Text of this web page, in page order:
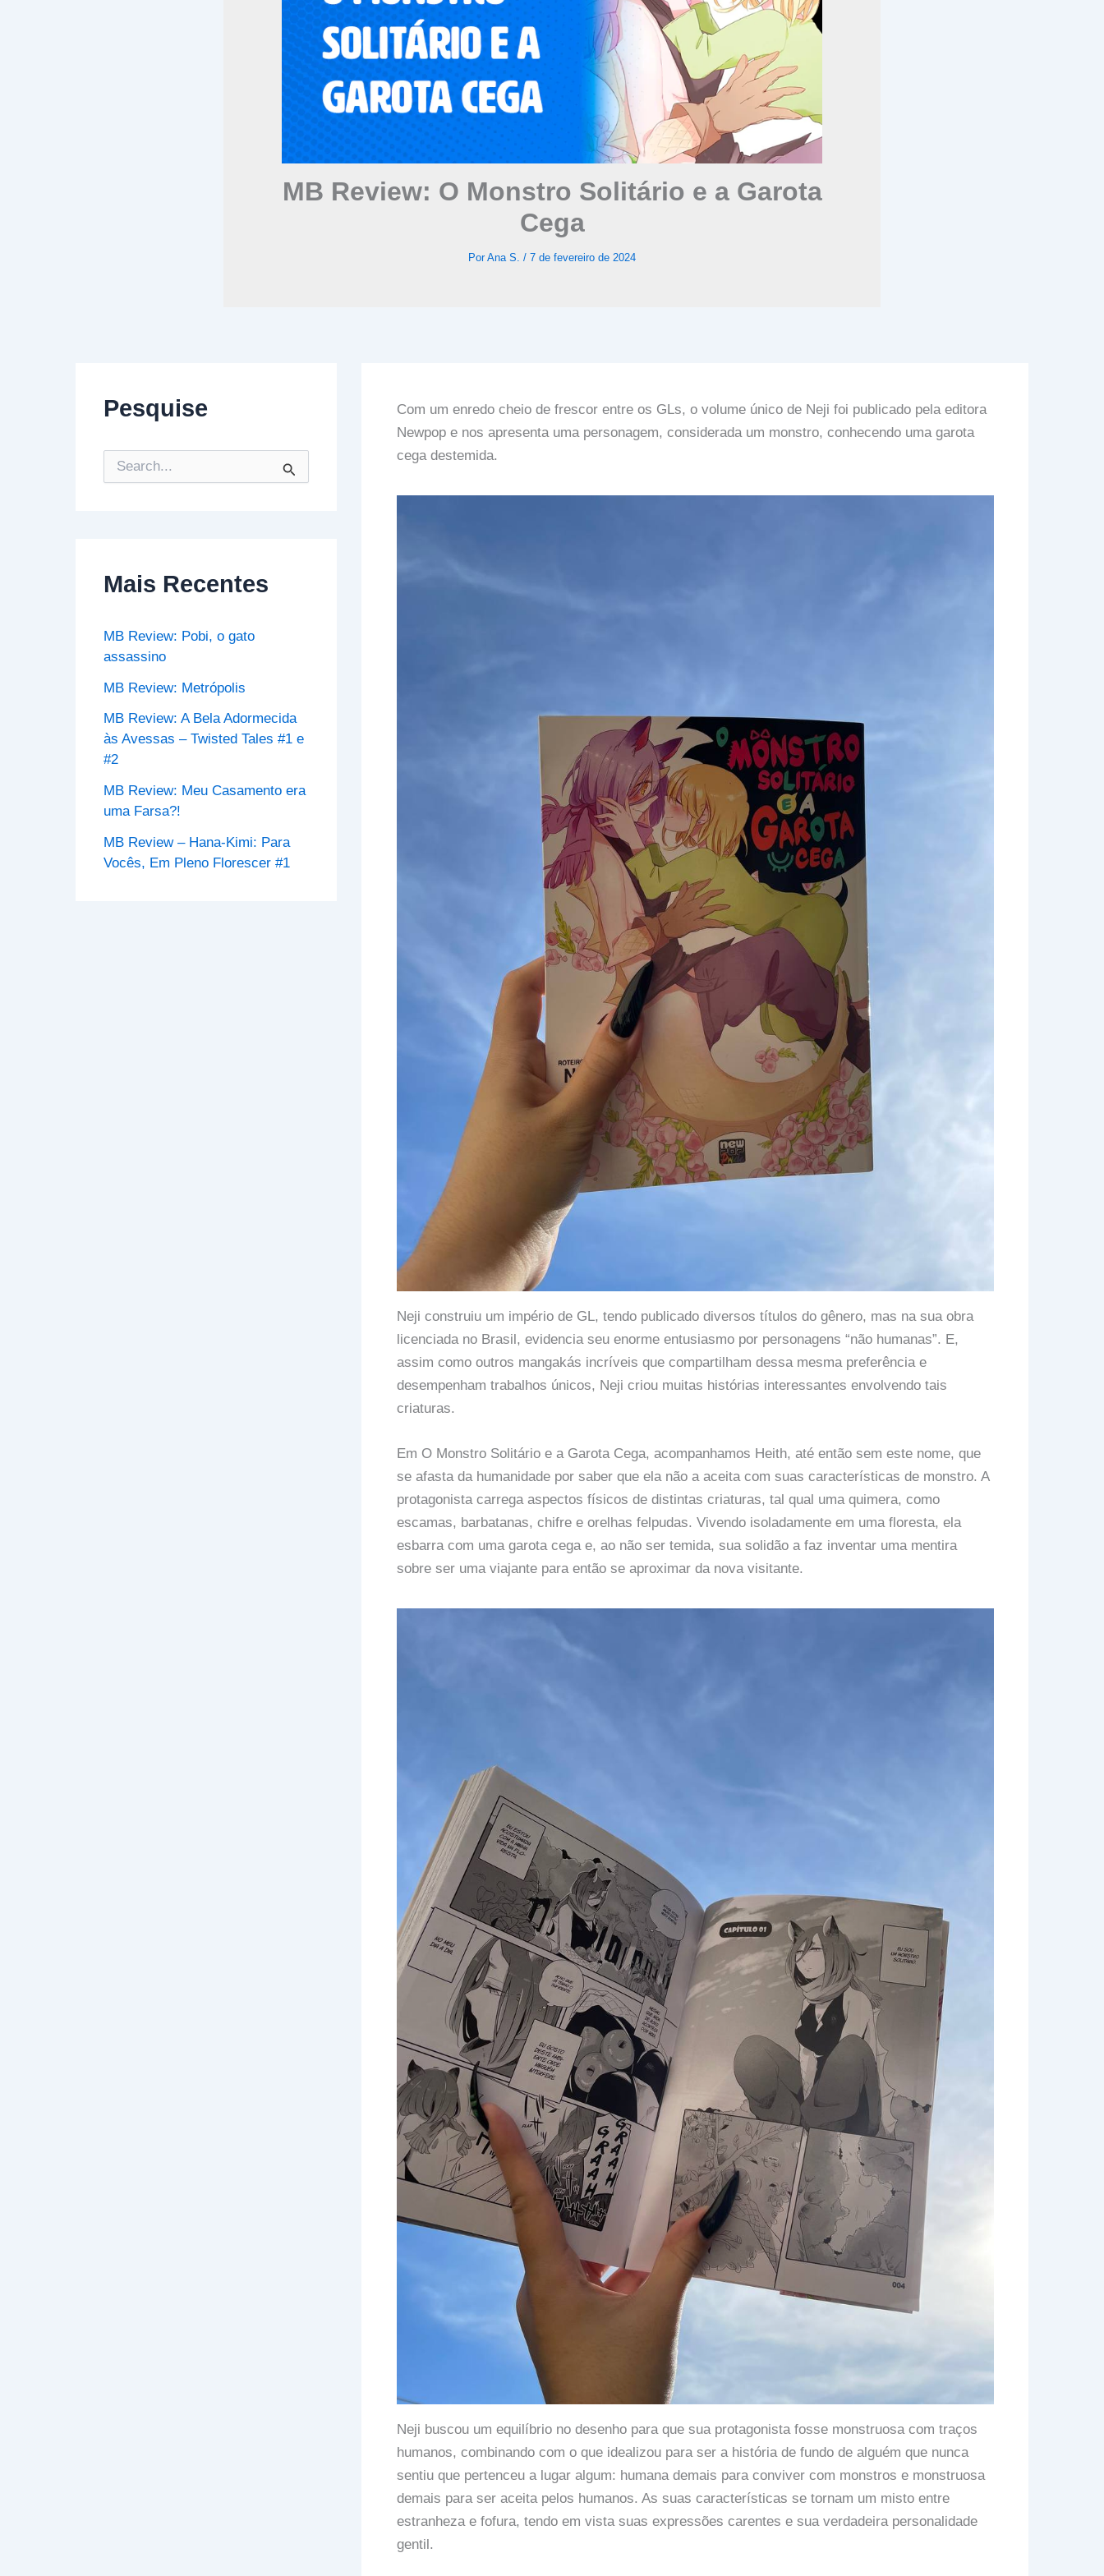
MB Review: O Monstro Solitário e a Garota
Cega
PorAna S. / 7 de fevereiro de 2024
Pesquise
e
a
o
:
Mais Recentes
MB Review: Pobi, o gato
assassino
MB Review: Metrópolis
MB Review: A Bela Adormecida
às Avessas – Twisted Tales #1 e
#2
MB Review: Meu Casamento era
uma Farsa?!
MB Review – Hana-Kimi: Para
Vocês, Em Pleno Florescer #1
Com um enredo cheio de frescor entre os GLs, o volume único de Neji foi publicado pela editora
Newpop e nos apresenta uma personagem, considerada um monstro, conhecendo uma garota
cega destemida.
Neji construiu um império de GL, tendo publicado diversos títulos do gênero, mas na sua obra
licenciada no Brasil, evidencia seu enorme entusiasmo por personagens “não humanas”. E,
assim como outros mangakás incríveis que compartilham dessa mesma preferência e
desempenham trabalhos únicos, Neji criou muitas histórias interessantes envolvendo tais
criaturas.
Em O Monstro Solitário e a Garota Cega, acompanhamos Heith, até então sem este nome, que
se afasta da humanidade por saber que ela não a aceita com suas características de monstro. A
protagonista carrega aspectos físicos de distintas criaturas, tal qual uma quimera, como
escamas, barbatanas, chifre e orelhas felpudas. Vivendo isoladamente em uma floresta, ela
esbarra com uma garota cega e, ao não ser temida, sua solidão a faz inventar uma mentira
sobre ser uma viajante para então se aproximar da nova visitante.
Neji buscou um equilíbrio no desenho para que sua protagonista fosse monstruosa com traços
humanos, combinando com o que idealizou para ser a história de fundo de alguém que nunca
sentiu que pertenceu a lugar algum: humana demais para conviver com monstros e monstruosa
demais para ser aceita pelos humanos. As suas características se tornam um misto entre
estranheza e fofura, tendo em vista suas expressões carentes e sua verdadeira personalidade
gentil.